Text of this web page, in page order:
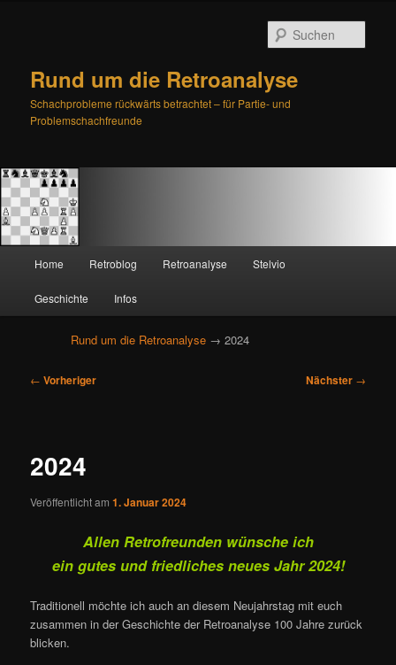
Rund um die Retroanalyse
Schachprobleme rückwärts betrachtet – für Partie- und
Problemschachfreunde
Zum
primären
Inhalt
springen
Zum
sekundären
Inhalt
springen
Home Retroblog Retroanalyse Stelvio
Geschichte Infos
Rund um die Retroanalyse → 2024
B
a
s
g
a
t
← Vorheriger Nächster →
2024
Veröffentlicht am1. Januar 2024
Allen Retrofreunden wünsche ich
ein gutes und friedliches neues Jahr 2024!
Traditionell möchte ich auch an diesem Neujahrstag mit euch
zusammen in der Geschichte der Retroanalyse 100 Jahre zurück
blicken.